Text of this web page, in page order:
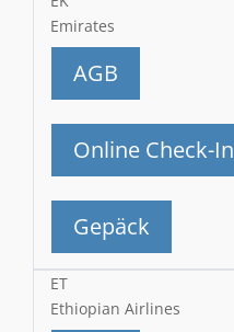
Emirates
AGB
Online Check-In
Gepäck
ET
Ethiopian Airlines